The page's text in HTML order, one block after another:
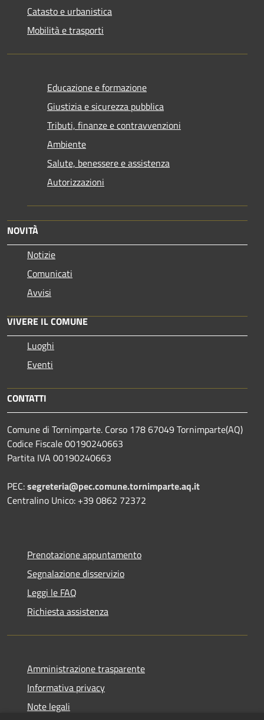
Catasto e urbanistica
Mobilità e trasporti
Educazione e formazione
Giustizia e sicurezza pubblica
Tributi, finanze e contravvenzioni
Ambiente
Salute, benessere e assistenza
Autorizzazioni
NOVITÀ
Notizie
Comunicati
Avvisi
VIVERE IL COMUNE
Luoghi
Eventi
CONTATTI
Comune di Tornimparte. Corso 178 67049 Tornimparte(AQ)
Codice Fiscale 00190240663
Partita IVA 00190240663
PEC:segreteria@pec.comune.tornimparte.aq.it
Centralino Unico: +39 0862 72372
Prenotazione appuntamento
Segnalazione disservizio
Leggi le FAQ
Richiesta assistenza
Amministrazione trasparente
Informativa privacy
Note legali